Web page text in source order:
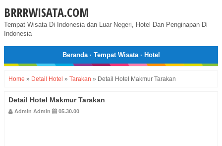
BRRRWISATA.COM
Tempat Wisata Di Indonesia dan Luar Negeri, Hotel Dan Penginapan Di
Indonesia
Beranda· Tempat Wisata· Hotel
Home » Detail Hotel » Tarakan » Detail Hotel Makmur Tarakan
Detail Hotel Makmur Tarakan
Admin Admin 05.30.00